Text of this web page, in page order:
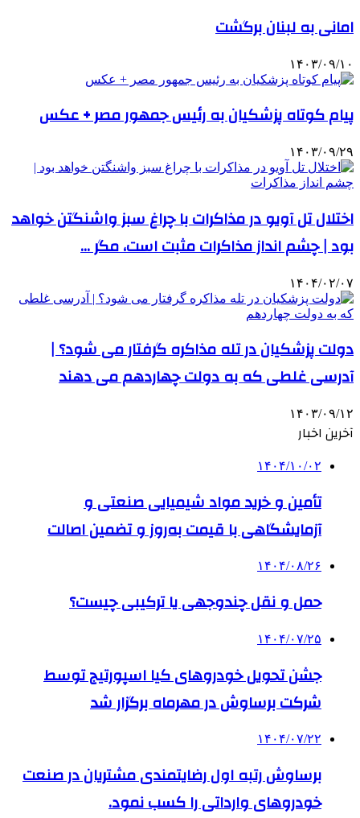
امانی به لبنان برگشت
۱۴۰۳/۰۹/۱۰
پیام کوتاه پزشکیان به رئیس جمهور مصر + عکس
۱۴۰۳/۰۹/۲۹
اختلال تل آویو در مذاکرات با چراغ سبز واشنگتن خواهد
بود | چشم انداز مذاکرات مثبت است، مگر …
۱۴۰۴/۰۲/۰۷
دولت پزشکیان در تله مذاکره گرفتار می شود؟ |
آدرسی غلطی که به دولت چهاردهم می دهند
۱۴۰۳/۰۹/۱۲
آخرین اخبار
۱۴۰۴/۱۰/۰۲
تأمین و خرید مواد شیمیایی صنعتی و
آزمایشگاهی با قیمت به‌روز و تضمین اصالت
۱۴۰۴/۰۸/۲۶
حمل و نقل چندوجهی یا ترکیبی چیست؟
۱۴۰۴/۰۷/۲۵
جشن تحویل خودروهای کیا اسپورتیج توسط
شرکت برساوش در مهرماه برگزار شد
۱۴۰۴/۰۷/۲۲
برساوش رتبه اول رضایتمندی مشتریان در صنعت
خودروهای وارداتی را کسب نمود.